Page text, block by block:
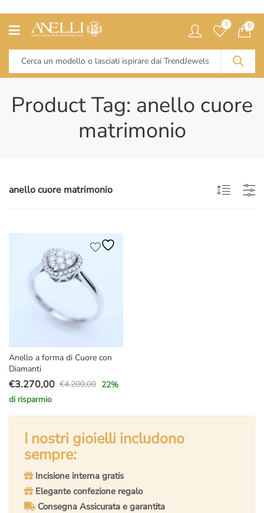
0 0
Product Tag: anello cuore
matrimonio
anello cuore matrimonio
Anello a forma di Cuore con
Diamanti
€4.200,00
Il
prezzo
originale
€4.200,00.
€3.270,00
Il
prezzo
attuale
€3.270,00.
22%
di risparmio
I nostri gioielli includono
sempre:
Incisione interna gratis
Elegante confezione regalo
Consegna Assicurata e garantita